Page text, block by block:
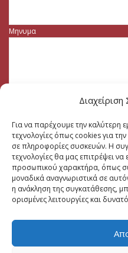
Για να παρέχουμε την καλύτερη
τεχνολογίες όπως cookies για
σε πληροφορίες συσκευών. Η
τεχνολογίες θα μας επιτρέψει
προσωπικού χαρακτήρα, όπως
μοναδικά αναγνωριστικά σε
η ανάκληση της συγκατάθεσης,
ορισμένες λειτουργίες και
Μηνυμα